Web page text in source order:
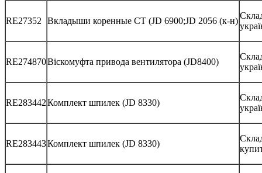
RE27352 Вкладыши коренные CТ (JD 6900;JD 2056 (к-н)
RE274870Віскомуфта привода вентилятора (JD8400)
RE283442Комплект шпилек (JD 8330)
RE283443Комплект шпилек (JD 8330)